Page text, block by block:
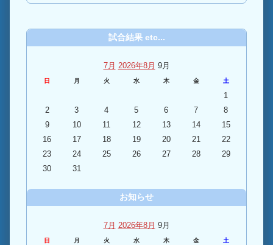
試合結果 etc...
7月 2026年8月 9月
日 月 火 水 木 金 土
1
2
3 4 5 6 7
8
9
10 11 12 13 14
15
16
17 18 19 20 21
22
23
24 25 26 27 28
29
30
31
お知らせ
7月 2026年8月 9月
日 月 火 水 木 金 土